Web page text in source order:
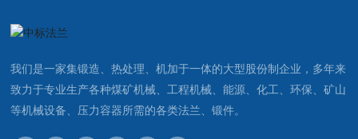
我们是一家集锻造、热处理、机加于一体的大型股份制企业，多年来
致力于专业生产各种煤矿机械、工程机械、能源、化工、环保、矿山
等机械设备、压力容器所需的各类法兰、锻件。